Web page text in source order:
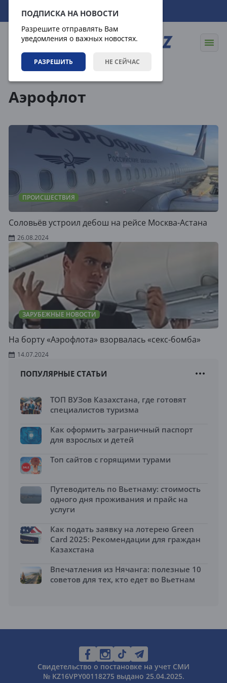
ПОДПИСКА НА НОВОСТИ
Разрешите отправлять Вам
уведомления о важных новостях.
РАЗРЕШИТЬ НЕ СЕЙЧАС
08.08.2026 22:04:37
Аэрофлот
ПРОИСШЕСТВИЯ
Соловьёв устроил дебош на рейсе Москва-Астана
26.08.2024
ЗАРУБЕЖНЫЕ НОВОСТИ
На борту «Аэрофлота» взорвалась «секс-бомба»
14.07.2024
ПОПУЛЯРНЫЕ СТАТЬИ
ТОП ВУЗов Казахстана, где готовят
специалистов туризма
Как оформить заграничный паспорт
для взрослых и детей
Топ сайтов с горящими турами
Путеводитель по Вьетнаму: стоимость
одного дня проживания и прайс на
услуги
Как подать заявку на лотерею Green
Card 2025: Рекомендации для граждан
Казахстана
Впечатления из Нячанга: полезные 10
советов для тех, кто едет во Вьетнам
Свидетельство о постановке на учет СМИ
№ KZ16VPY00118275 выдано 25.04.2025.